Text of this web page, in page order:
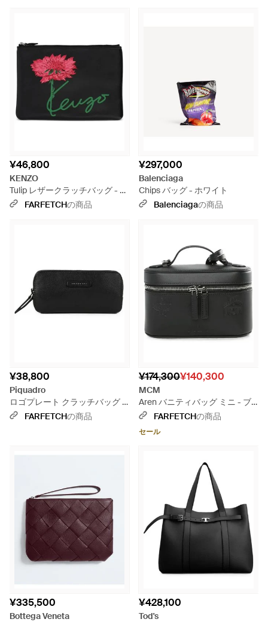
¥46,800
KENZO
Tulip レザークラッチバッグ - レ
ッドFARFETCHの商品
¥297,000
Balenciaga
Chips バッグ - ホワイト
Balenciagaの商品
¥38,800
Piquadro
ロゴプレート クラッチバッグ -
ブラックFARFETCHの商品
¥174,300¥140,300
MCM
Aren バニティバッグ ミニ - ブ
ラックFARFETCHの商品
セール
¥335,500
Bottega Veneta
¥428,100
Tod's